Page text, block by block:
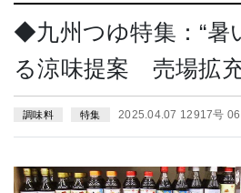
◆九州つゆ特集：“暑
る涼味提案 売場拡
調味料 特集 2025.04.07 12917号